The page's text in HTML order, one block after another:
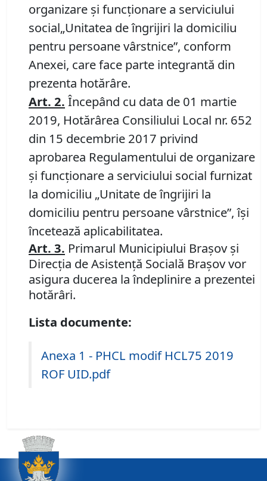
organizare şi funcţionare a serviciului
social„Unitatea de îngrijiri la domiciliu
pentru persoane vârstnice”, conform
Anexei, care face parte integrantă din
prezenta hotărâre.
Art. 2. Începând cu data de 01 martie
2019, Hotărârea Consiliului Local nr. 652
din 15 decembrie 2017 privind
aprobarea Regulamentului de organizare
şi funcţionare a serviciului social furnizat
la domiciliu „Unitate de îngrijiri la
domiciliu pentru persoane vârstnice”, îşi
încetează aplicabilitatea.
Art. 3. Primarul Municipiului Braşov şi
Direcţia de Asistenţă Socială Braşov vor
asigura ducerea la îndeplinire a prezentei
hotărâri.
Lista documente:
Anexa 1 - PHCL modif HCL75 2019
ROF UID.pdf